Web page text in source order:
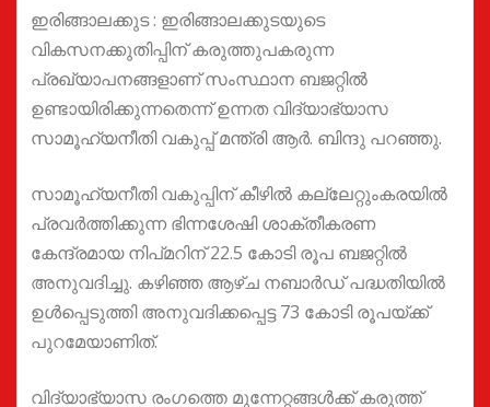
ഇരിങ്ങാലക്കുട : ഇരിങ്ങാലക്കുടയുടെ
വികസനക്കുതിപ്പിന് കരുത്തുപകരുന്ന
പ്രഖ്യാപനങ്ങളാണ് സംസ്ഥാന ബജറ്റിൽ
ഉണ്ടായിരിക്കുന്നതെന്ന് ഉന്നത വിദ്യാഭ്യാസ
സാമൂഹ്യനീതി വകുപ്പ് മന്ത്രി ആർ. ബിന്ദു പറഞ്ഞു.
സാമൂഹ്യനീതി വകുപ്പിന് കീഴിൽ കല്ലേറ്റുംകരയിൽ
പ്രവർത്തിക്കുന്ന ഭിന്നശേഷി ശാക്തീകരണ
കേന്ദ്രമായ നിപ്മറിന് 22.5 കോടി രൂപ ബജറ്റിൽ
അനുവദിച്ചു. കഴിഞ്ഞ ആഴ്ച നബാർഡ് പദ്ധതിയിൽ
ഉൾപ്പെടുത്തി അനുവദിക്കപ്പെട്ട 73 കോടി രൂപയ്ക്ക്
പുറമേയാണിത്.
വിദ്യാഭ്യാസ രംഗത്തെ മുന്നേറ്റങ്ങൾക്ക് കരുത്ത്